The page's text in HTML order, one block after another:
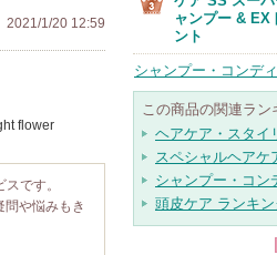
2021/1/20 12:59
flower
です。
や悩みもき
からのお知らせ
があります
ャンプー & EX
ント
シャンプー・コンデ
この商品の関連ラン
ヘアケア・スタイ
スペシャルヘアケ
シャンプー・コン
頭皮ケア ランキ